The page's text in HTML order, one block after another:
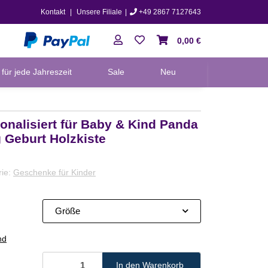
Kontakt Unsere Filiale +49 2867 7127643
0,00 €
für jede Jahreszeit Sale Neu
für Baby & Kind Panda
Holzkiste
Geschenke für Kinder
Größe
In den Warenkorb